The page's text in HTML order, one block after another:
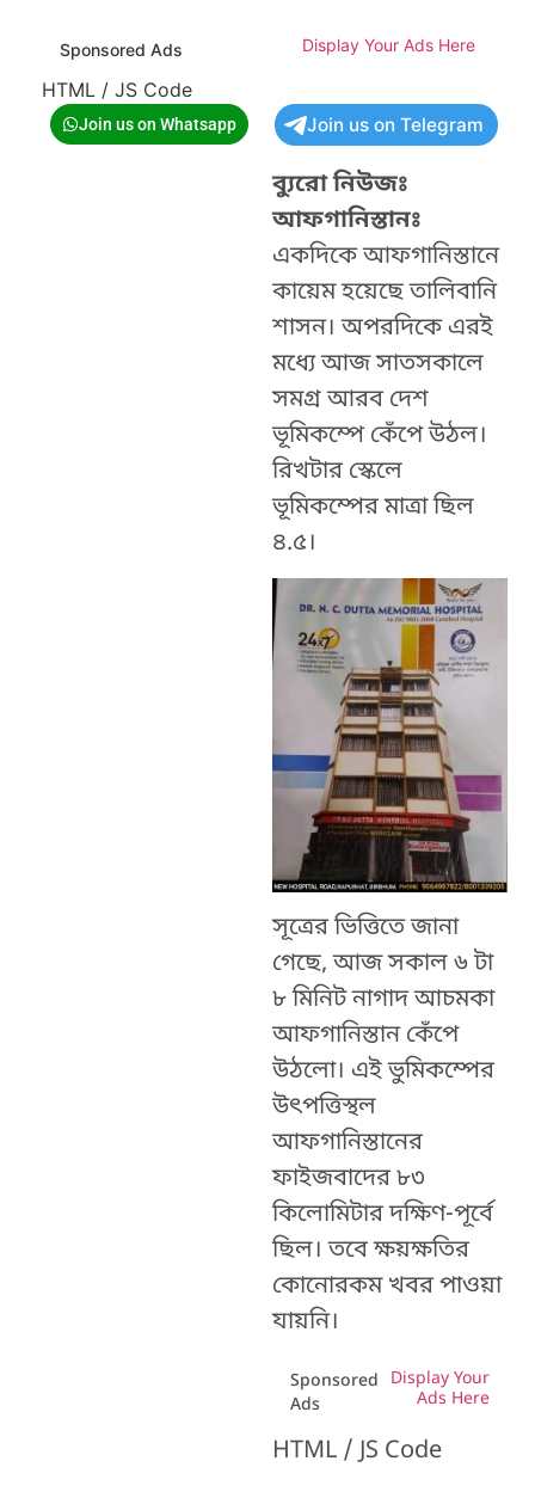
Sponsored Ads Display Your Ads Here
HTML / JS Code
Join us on Whatsapp Join us on Telegram
ব্যুরো নিউজঃ
আফগানিস্তানঃ
একদিকে আফগানিস্তানে
কায়েম হয়েছে তালিবানি
শাসন। অপরদিকে এরই
মধ্যে আজ সাতসকালে
সমগ্র আরব দেশ
ভূমিকম্পে কেঁপে উঠল।
রিখটার স্কেলে
ভূমিকম্পের মাত্রা ছিল
৪.৫।
সূত্রের ভিত্তিতে জানা
গেছে, আজ সকাল ৬ টা
৮ মিনিট নাগাদ আচমকা
আফগানিস্তান কেঁপে
উঠলো। এই ভুমিকম্পের
উত্‍পত্তিস্থল
আফগানিস্তানের
ফাইজবাদের ৮৩
কিলোমিটার দক্ষিণ-পূর্বে
ছিল। তবে ক্ষয়ক্ষতির
কোনোরকম খবর পাওয়া
যায়নি।
Sponsored
Ads
Display Your
Ads Here
HTML / JS Code